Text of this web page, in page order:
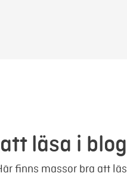
läsa i
finns massor bra att